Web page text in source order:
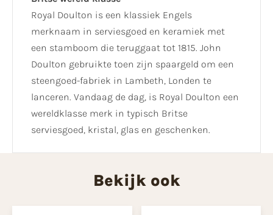
Royal Doulton is een klassiek Engels
merknaam in serviesgoed en keramiek met
een stamboom die teruggaat tot 1815. John
Doulton gebruikte toen zijn spaargeld om een
steengoed-fabriek in Lambeth, Londen te
lanceren. Vandaag de dag, is Royal Doulton een
wereldklasse merk in typisch Britse
serviesgoed, kristal, glas en geschenken.
Bekijk ook